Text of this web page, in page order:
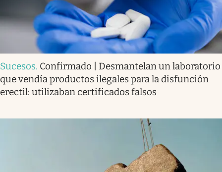
Sucesos. Confirmado | Desmantelan un laboratorio
que vendía productos ilegales para la disfunción
erectil: utilizaban certificados falsos